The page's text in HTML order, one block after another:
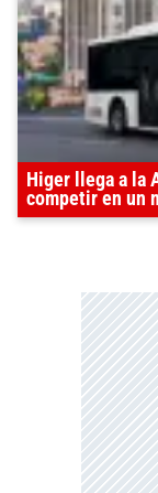
Higer llega a la
competir en un